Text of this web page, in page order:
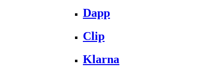
Dapp
Clip
Klarna